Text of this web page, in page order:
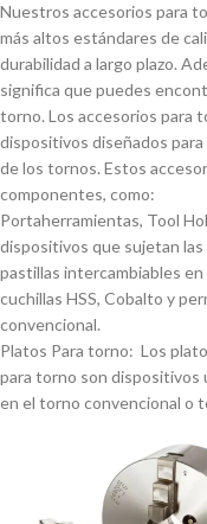
Nuestros accesorios para
más altos estándares de
durabilidad a largo plazo.
significa que puedes
torno. Los accesorios para
dispositivos diseñados
de los tornos. Estos
componentes, como:
Portaherramientas, Tool
dispositivos que sujetan
pastillas intercambiables
cuchillas HSS, Cobalto y
convencional.
Platos Para torno: Los
para torno son dispositivos
en el torno convencional o